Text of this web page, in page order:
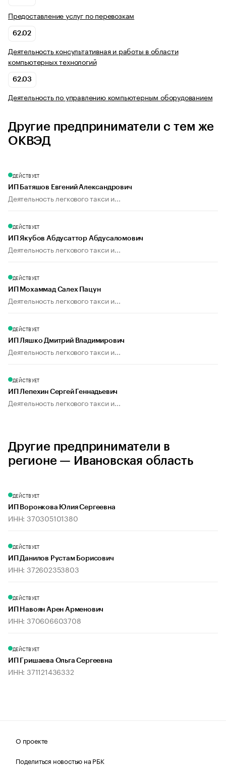
Предоставление услуг по перевозкам
62.02
Деятельность консультативная и работы в области
компьютерных технологий
62.03
Деятельность по управлению компьютерным оборудованием
Другие предприниматели с тем же
ОКВЭД
ДЕЙСТВУЕТ
ИП Батяшов Евгений Александрович
Деятельность легкового такси и...
ДЕЙСТВУЕТ
ИП Якубов Абдусаттор Абдусаломович
Деятельность легкового такси и...
ДЕЙСТВУЕТ
ИП Мохаммад Салех Пацун
Деятельность легкового такси и...
ДЕЙСТВУЕТ
ИП Ляшко Дмитрий Владимирович
Деятельность легкового такси и...
ДЕЙСТВУЕТ
ИП Лепехин Сергей Геннадьевич
Деятельность легкового такси и...
Другие предприниматели в
регионе — Ивановская область
ДЕЙСТВУЕТ
ИП Воронкова Юлия Сергеевна
ИНН: 370305101380
ДЕЙСТВУЕТ
ИП Данилов Рустам Борисович
ИНН: 372602353803
ДЕЙСТВУЕТ
ИП Навоян Арен Арменович
ИНН: 370606603708
ДЕЙСТВУЕТ
ИП Гришаева Ольга Сергеевна
ИНН: 371121436332
О проекте
Поделиться новостью на РБК